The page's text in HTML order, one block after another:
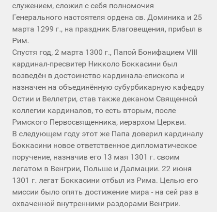
служением, сложил с себя полномочия
Генерального настоятеля ордена св. Доминика и 25
марта 1299 г., на праздник Благовещения, прибыл в
Рим.
Спустя год, 2 марта 1300 г., Папой Бонифацием VIII
кардинал-пресвитер Никколо Боккасини был
возведён в достоинство кардинала-епископа и
назначен на объединённую субурбикарную кафедру
Остии и Веллетри, став также деканом Священной
коллегии кардиналов, то есть вторым, после
Римского Первосвященника, иерархом Церкви.
В следующем году этот же Папа доверил кардиналу
Боккасини новое ответственное дипломатическое
поручение, назначив его 13 мая 1301 г. своим
легатом в Венгрии, Польше и Далмации. 22 июня
1301 г. легат Боккасини отбыл из Рима. Целью его
миссии было опять достижение мира - на сей раз в
охваченной внутренними раздорами Венгрии.